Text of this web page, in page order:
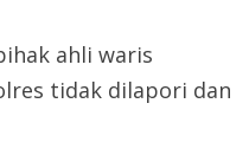
ahli waris
tidak dilapori dan